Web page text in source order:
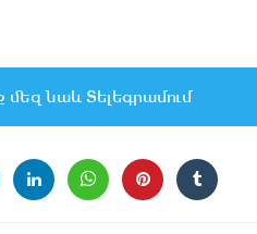
մեզ նաև Տելեգրամում